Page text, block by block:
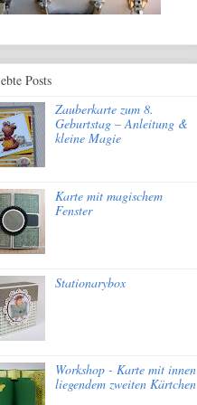
Posts
Zauberkarte zum 8.
Geburtstag – Anleitung &
kleine Magie
Karte mit magischem
Fenster
Stationarybox
Workshop - Karte mit innen
liegendem zweiten Kärtchen